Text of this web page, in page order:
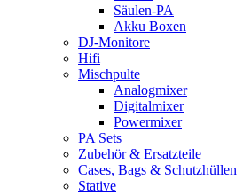
Säulen-PA
Akku Boxen
DJ-Monitore
Hifi
Mischpulte
Analogmixer
Digitalmixer
Powermixer
PA Sets
Zubehör & Ersatzteile
Cases, Bags & Schutzhüllen
Stative